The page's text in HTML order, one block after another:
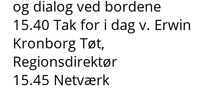
og dialog ved bordene
15.40 Tak for i dag v. Erwin
Kronborg Tøt,
Regionsdirektør
15.45 Netværk